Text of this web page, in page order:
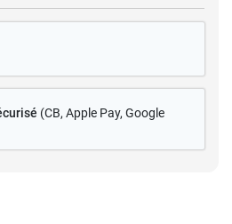
(CB, Apple Pay, Google